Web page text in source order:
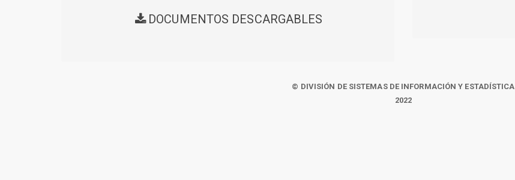
DOCUMENTOS DESCARGABLES
© DIVISIÓN DE SISTEMAS DE INFORMACIÓN Y ESTADÍSTICA
2022